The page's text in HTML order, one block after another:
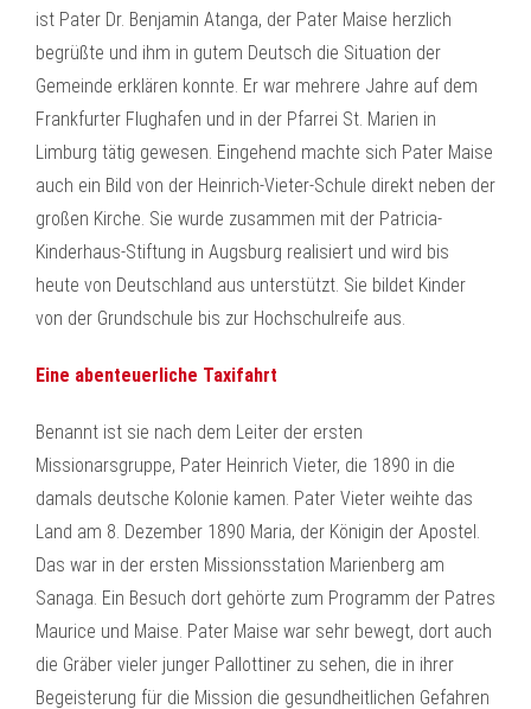
ist Pater Dr. Benjamin Atanga, der Pater Maise herzlich
begrüßte und ihm in gutem Deutsch die Situation der
Gemeinde erklären konnte. Er war mehrere Jahre auf dem
Frankfurter Flughafen und in der Pfarrei St. Marien in
Limburg tätig gewesen. Eingehend machte sich Pater Maise
auch ein Bild von der Heinrich-Vieter-Schule direkt neben der
großen Kirche. Sie wurde zusammen mit der Patricia-
Kinderhaus-Stiftung in Augsburg realisiert und wird bis
heute von Deutschland aus unterstützt. Sie bildet Kinder
von der Grundschule bis zur Hochschulreife aus.
Eine abenteuerliche Taxifahrt
Benannt ist sie nach dem Leiter der ersten
Missionarsgruppe, Pater Heinrich Vieter, die 1890 in die
damals deutsche Kolonie kamen. Pater Vieter weihte das
Land am 8. Dezember 1890 Maria, der Königin der Apostel.
Das war in der ersten Missionsstation Marienberg am
Sanaga. Ein Besuch dort gehörte zum Programm der Patres
Maurice und Maise. Pater Maise war sehr bewegt, dort auch
die Gräber vieler junger Pallottiner zu sehen, die in ihrer
Begeisterung für die Mission die gesundheitlichen Gefahren